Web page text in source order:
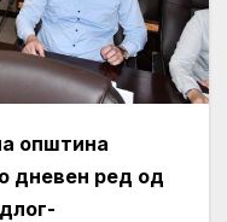
општина
дневен ред од